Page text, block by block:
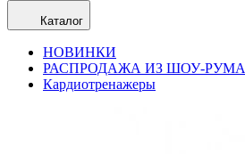
Каталог
НОВИНКИ
РАСПРОДАЖА ИЗ ШОУ-РУМА
Кардиотренажеры